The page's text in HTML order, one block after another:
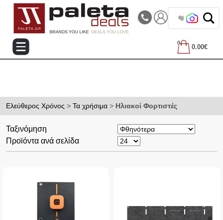
Τηλεφωνικές Παραγγελίες: 2105714144 |||
❤️ Βρες
0
0.00€
Ελεύθερος Χρόνος > Τα χρήσιμα > Ηλιακοί Φορτιστές
Ταξινόμηση
Προϊόντα ανά σελίδα